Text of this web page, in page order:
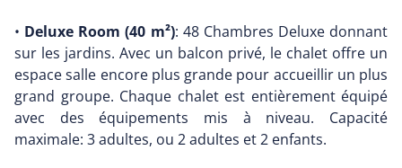
• Deluxe Room (40 m²): 48 Chambres Deluxe donnant
sur les jardins. Avec un balcon privé, le chalet offre un
espace salle encore plus grande pour accueillir un plus
grand groupe. Chaque chalet est entièrement équipé
avec des équipements mis à niveau. Capacité
maximale: 3 adultes, ou 2 adultes et 2 enfants.